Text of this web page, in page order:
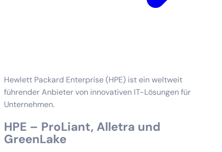
Hewlett Packard Enterprise (HPE) ist ein weltweit
führender Anbieter von innovativen IT-Lösungen für
Unternehmen.
HPE – ProLiant, Alletra und
GreenLake